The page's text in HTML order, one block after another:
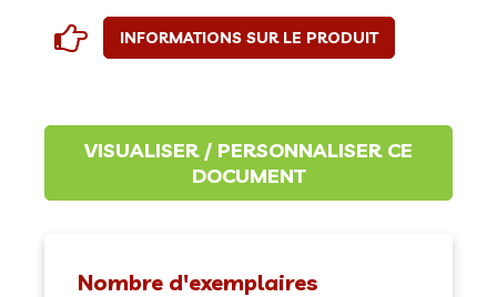
INFORMATIONS SUR LE PRODUIT
Nombre d'exemplaires